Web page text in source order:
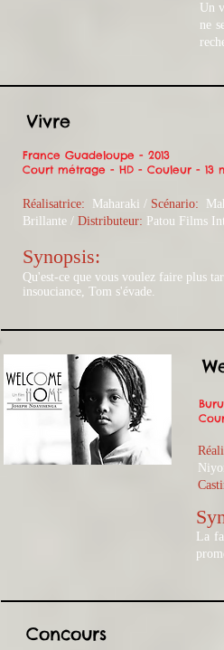
Un
ne
Vivre
France Guadeloupe - 2013
Court métrage - HD - Couleur - 13
Réalisatrice: Maharaki / Scénario:
Brillante / Distributeur: Patou Films
Synopsis:​​
Qu'est-ce que vous voulez faire plus
insouciance, Tom s'évade.
La
Concours